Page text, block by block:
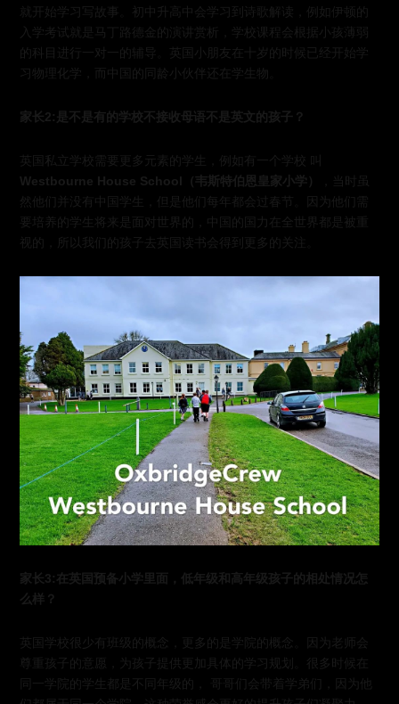
就开始学习写故事。初中升高中会学习到诗歌解读，例如伊顿的
入学考试就是马丁路德金的演讲赏析，学校课程会根据小孩薄弱
的科目进行一对一的辅导。英国小朋友在十岁的时候已经开始学
习物理化学，而中国的同龄小伙伴还在学生物。
家长2:是不是有的学校不接收母语不是英文的孩子？
英国私立学校需要更多元素的学生，例如有一个学校 叫
Westbourne House School（韦斯特伯恩皇家小学）
，当时虽
然他们并没有中国学生，但是他们每年都会过春节。因为他们需
要培养的学生将来是面对世界的，中国的国力在全世界都是被重
视的，所以我们的孩子去英国读书会得到更多的关注。
家长3:在英国预备小学里面，低年级和高年级孩子的相处情况怎
么样？
英国学校很少有班级的概念，更多的是学院的概念。因为老师会
尊重孩子的意愿，为孩子提供更加具体的学习规划。很多时候在
同一学院的学生都是不同年级的， 哥哥们会带着学弟们，因为他